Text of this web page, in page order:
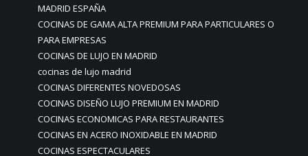
MADRID ESPAÑA
COCINAS DE GAMA ALTA PREMIUM PARA PARTICULARES O
PARA EMPRESAS
COCINAS DE LUJO EN MADRID
cocinas de lujo madrid
COCINAS DIFERENTES NOVEDOSAS
COCINAS DISEÑO LUJO PREMIUM EN MADRID
COCINAS ECONOMICAS PARA RESTAURANTES
COCINAS EN ACERO INOXIDABLE EN MADRID
COCINAS ESPECTACULARES